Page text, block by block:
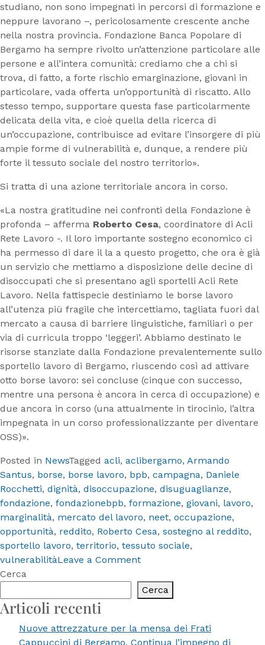
studiano, non sono impegnati in percorsi di formazione e
neppure lavorano –, pericolosamente crescente anche
nella nostra provincia. Fondazione Banca Popolare di
Bergamo ha sempre rivolto un’attenzione particolare alle
persone e all’intera comunità: crediamo che a chi si
trova, di fatto, a forte rischio emarginazione, giovani in
particolare, vada offerta un’opportunità di riscatto. Allo
stesso tempo, supportare questa fase particolarmente
delicata della vita, e cioè quella della ricerca di
un’occupazione, contribuisce ad evitare l’insorgere di più
ampie forme di vulnerabilità e, dunque, a rendere più
forte il tessuto sociale del nostro territorio».
Si tratta di una azione territoriale ancora in corso.
«La nostra gratitudine nei confronti della Fondazione è
profonda – afferma Roberto Cesa, coordinatore di Acli
Rete Lavoro -. Il loro importante sostegno economico ci
ha permesso di dare il la a questo progetto, che ora è già
un servizio che mettiamo a disposizione delle decine di
disoccupati che si presentano agli sportelli Acli Rete
Lavoro. Nella fattispecie destiniamo le borse lavoro
all’utenza più fragile che intercettiamo, tagliata fuori dal
mercato a causa di barriere linguistiche, familiari o per
via di curricula troppo ‘leggeri’. Abbiamo destinato le
risorse stanziate dalla Fondazione prevalentemente sullo
sportello lavoro di Bergamo, riuscendo così ad attivare
otto borse lavoro: sei concluse (cinque con successo,
mentre una persona è ancora in cerca di occupazione) e
due ancora in corso (una attualmente in tirocinio, l’altra
impegnata in un corso professionalizzante per diventare
OSS)».
Posted in NewsTagged acli, aclibergamo, Armando
Santus, borse, borse lavoro, bpb, campagna, Daniele
Rocchetti, dignità, disoccupazione, disuguaglianze,
fondazione, fondazionebpb, formazione, giovani, lavoro,
marginalità, mercato del lavoro, neet, occupazione,
opportunità, reddito, Roberto Cesa, sostegno al reddito,
sportello lavoro, territorio, tessuto sociale,
vulnerabilitàLeave a Commenton
“2021
al
il
Cerca
Cerca
Articoli recenti
Nuove attrezzature per la mensa dei Frati
Cappuccini di Bergamo. Continua l’impegno di